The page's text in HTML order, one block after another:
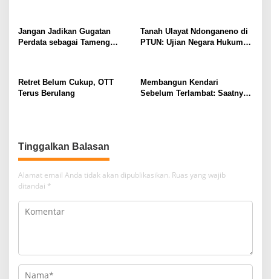
Jangan Jadikan Gugatan
Perdata sebagai Tameng
Tanah Ulayat Ndonganeno di
PTUN: Ujian Negara Hukum
Retret Belum Cukup, OTT
Terus Berulang
Membangun Kendari
Sebelum Terlambat: Saatnya
Tinggalkan Balasan
Alamat email Anda tidak akan dipublikasikan. Ruas yang wajib
ditandai *